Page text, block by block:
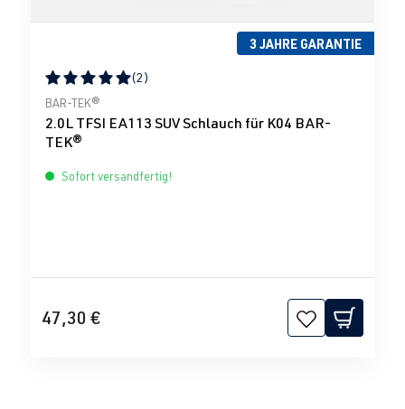
3 JAHRE GARANTIE
Durchschnittliche Bewertung von 5 von 5 Sternen
(2)
BAR-TEK®
2.0L TFSI EA113 SUV Schlauch für K04 BAR-
TEK®
Sofort versandfertig!
47,30 €